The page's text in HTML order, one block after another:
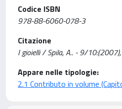
Codice ISBN
978-88-6060-078-3
Citazione
I gioielli / Spila, A.. - 9/
Appare nelle tipologie:
2.1 Contributo in volume